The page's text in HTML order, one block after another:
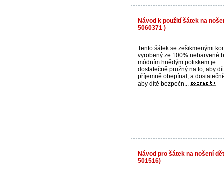
Návod k použití šátek na
5060371 )
Tento šátek se zešikmenými
vyrobený ze 100% nebarvené
módním hnědým potiskem je
dostatečně pružný na to, aby
příjemně obepínal, a
aby dítě bezpečn...
Návod pro šátek na nošení
501516)